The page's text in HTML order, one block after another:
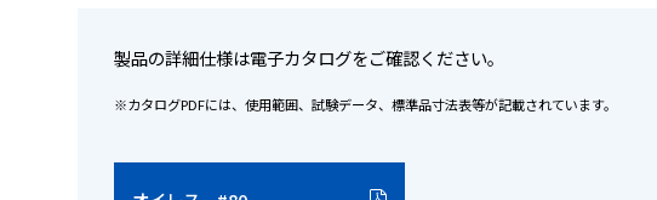
製品の詳細仕様は電子カタログをご確認ください。
※カタログPDFには、使用範囲、試験データ、標準品寸法表等が記載されています。